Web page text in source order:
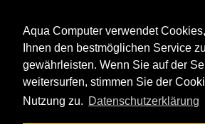
Aqua Computer verwendet
Ihnen den bestmöglichen Service zu
gewährleisten. Wenn Sie auf der
weitersurfen, stimmen Sie der
Nutzung zu. Datenschutzerklärung